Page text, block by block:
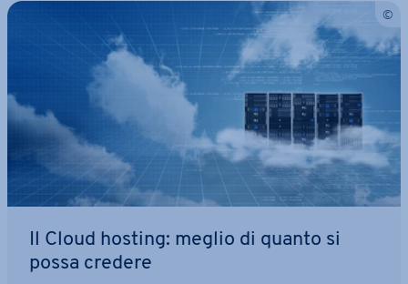
Il Cloud hosting: meglio di quanto si
possa credere